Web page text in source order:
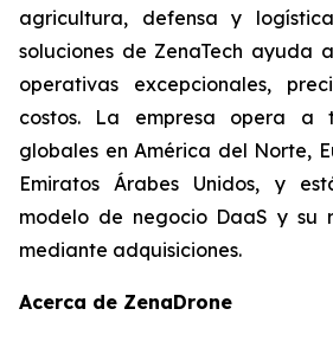
agricultura, defensa y
soluciones de ZenaTech ayuda
operativas excepcionales,
costos. La empresa opera a
globales en América del Norte,
Emiratos Árabes Unidos, y
modelo de negocio DaaS y su
mediante adquisiciones.
Acerca de ZenaDrone